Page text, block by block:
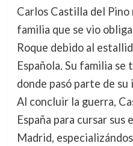
Carlos Castilla del Pino
familia que se vio
Roque debido al
Española. Su familia se
donde pasó parte de
Al concluir la guerra,
España para cursar
Madrid,